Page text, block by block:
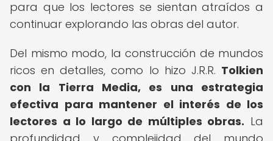
para que los lectores se sientan atraídos a
continuar explorando las obras del autor.
Del mismo modo, la construcción de mundos
ricos en detalles, como lo hizo J.R.R. Tolkien
con la Tierra Media, es una estrategia
efectiva para mantener el interés de los
lectores a lo largo de múltiples obras. La